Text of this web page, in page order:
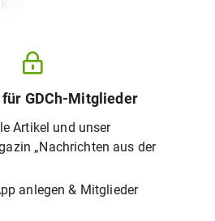
GDCh-Mitglieder
Artikel und unser
„Nachrichten aus der
anlegen & Mitglieder